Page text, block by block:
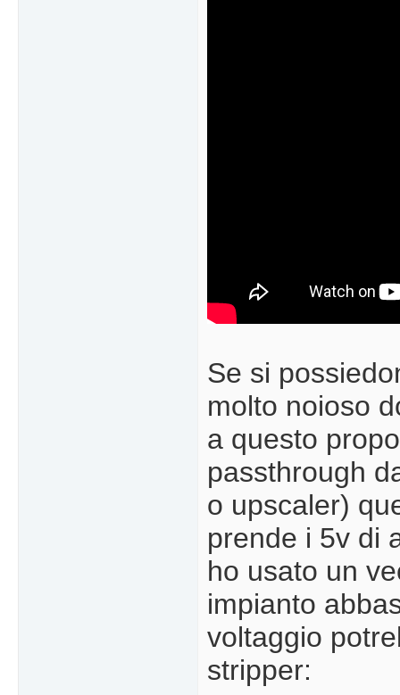
Se si
molto noioso
a questo
passthrough
o upscaler)
prende i 5v di
ho usato un
impianto
voltaggio
stripper: